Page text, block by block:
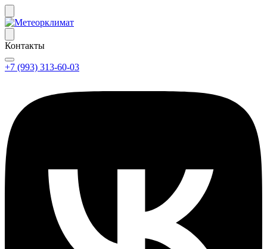
Контакты
+7 (993) 313-60-03